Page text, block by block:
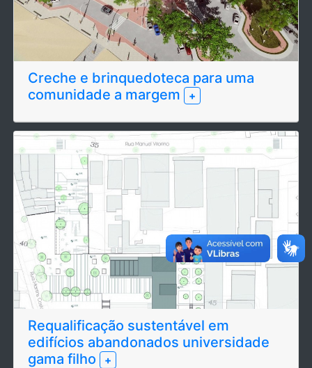
Creche e brinquedoteca para uma
comunidade a margem
+
Requalificação sustentável em
edifícios abandonados universidade
gama filho
+